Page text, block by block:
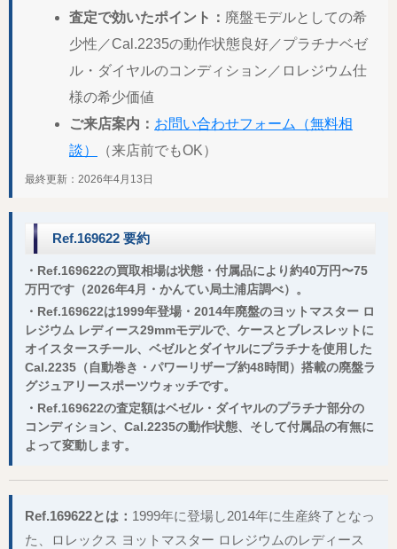
査定で効いたポイント： 廃盤モデルとしての希
少性／Cal.2235の動作状態良好／プラチナベゼ
ル・ダイヤルのコンディション／ロレジウム仕
様の希少価値
ご来店案内： お問い合わせフォーム（無料相
談）
（来店前でもOK）
最終更新：2026年4月13日
Ref.169622 要約
・Ref.169622の買取相場は状態・付属品により約40万円〜75
万円です（2026年4月・かんてい局土浦店調べ）。
・Ref.169622は1999年登場・2014年廃盤のヨットマスター ロ
レジウム レディース29mmモデルで、ケースとブレスレットに
オイスタースチール、ベゼルとダイヤルにプラチナを使用した
Cal.2235（自動巻き・パワーリザーブ約48時間）搭載の廃盤ラ
グジュアリースポーツウォッチです。
・Ref.169622の査定額はベゼル・ダイヤルのプラチナ部分の
コンディション、Cal.2235の動作状態、そして付属品の有無に
よって変動します。
Ref.169622とは： 1999年に登場し2014年に生産終了となっ
た、ロレックス ヨットマスター ロレジウムのレディース